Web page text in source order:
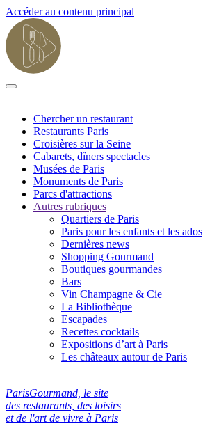
Accéder au contenu principal
Chercher un restaurant
Restaurants Paris
Croisières sur la Seine
Cabarets, dîners spectacles
Musées de Paris
Monuments de Paris
Parcs d'attractions
Autres rubriques
Quartiers de Paris
Paris pour les enfants et les ados
Dernières news
Shopping Gourmand
Boutiques gourmandes
Bars
Vin Champagne & Cie
La Bibliothèque
Escapades
Recettes cocktails
Expositions d’art à Paris
Les châteaux autour de Paris
ParisGourmand, le site
des restaurants, des loisirs
et de l'art de vivre à Paris